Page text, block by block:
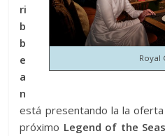
Royal
ri
b
b
e
a
n
está presentando la la
próximo Legend of the